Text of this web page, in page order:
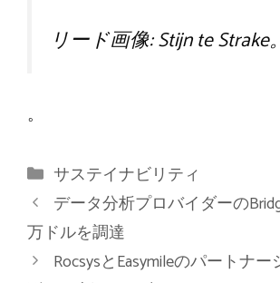
リード画像: Stijn te Strake。
。
カ
テ
ゴ
リ
ー
サステイナビリティ
データ分析プロバイダーの
万ドルを調達
RocsysとEasymileのパートナ